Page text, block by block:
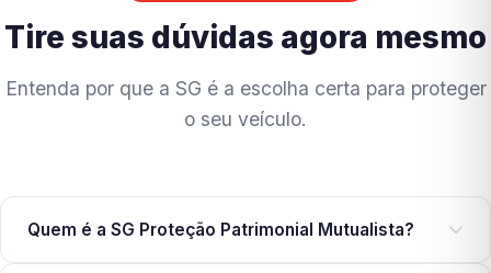
Tire suas dúvidas agora mesmo
Entenda por que a SG é a escolha certa para proteger
o seu veículo.
Quem é a SG Proteção Patrimonial Mutualista?